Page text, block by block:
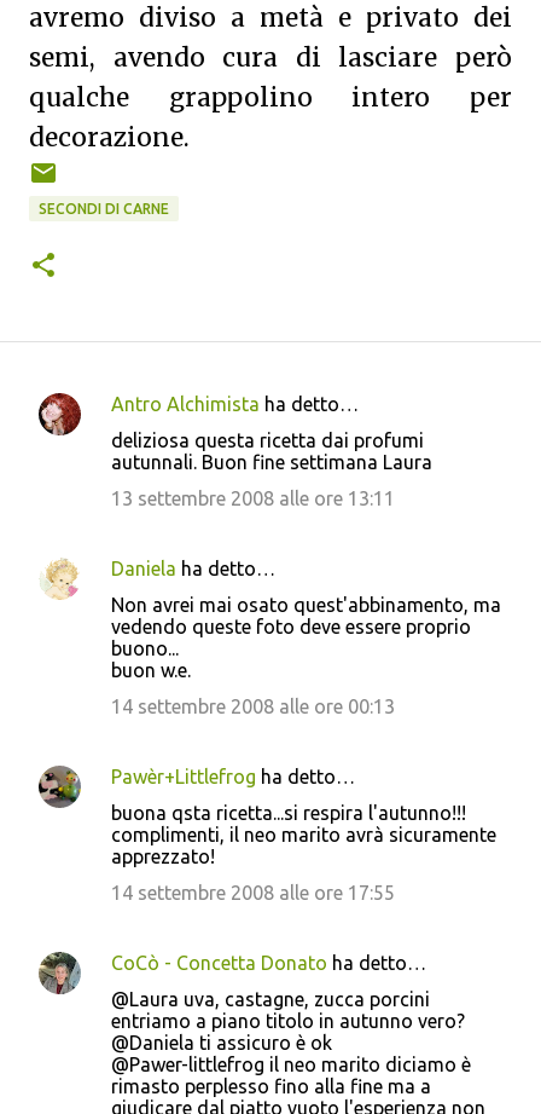
avremo diviso a metà e privato dei
semi, avendo cura di lasciare però
qualche grappolino intero per
decorazione.
SECONDI DI CARNE
C
n
Antro Alchimista ha detto…
deliziosa questa ricetta dai profumi
autunnali. Buon fine settimana Laura
13 settembre 2008 alle ore 13:11
Daniela ha detto…
Non avrei mai osato quest'abbinamento, ma
vedendo queste foto deve essere proprio
buono...
buon w.e.
14 settembre 2008 alle ore 00:13
Pawèr+Littlefrog ha detto…
buona qsta ricetta...si respira l'autunno!!!
complimenti, il neo marito avrà sicuramente
apprezzato!
14 settembre 2008 alle ore 17:55
CoCò - Concetta Donato ha detto…
@Laura uva, castagne, zucca porcini
entriamo a piano titolo in autunno vero?
@Daniela ti assicuro è ok
@Pawer-littlefrog il neo marito diciamo è
rimasto perplesso fino alla fine ma a
giudicare dal piatto vuoto l'esperienza non